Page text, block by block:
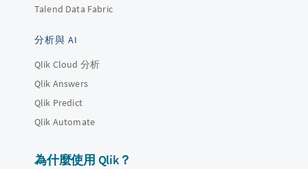
Talend Data Fabric
分析與 AI
Qlik Cloud 分析
Qlik Answers
Qlik Predict
Qlik Automate
為什麼使用 Qlik？